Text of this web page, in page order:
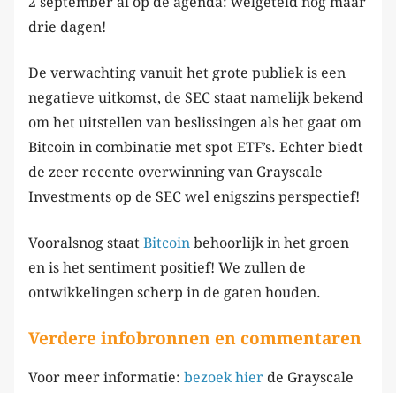
drie dagen!
De verwachting vanuit het grote publiek is een
negatieve uitkomst, de SEC staat namelijk bekend
om het uitstellen van beslissingen als het gaat om
Bitcoin in combinatie met spot ETF’s. Echter biedt
de zeer recente overwinning van Grayscale
Investments op de SEC wel enigszins perspectief!
Vooralsnog staat Bitcoin behoorlijk in het groen
en is het sentiment positief! We zullen de
ontwikkelingen scherp in de gaten houden.
Verdere infobronnen en commentaren
Voor meer informatie: bezoek hier de Grayscale